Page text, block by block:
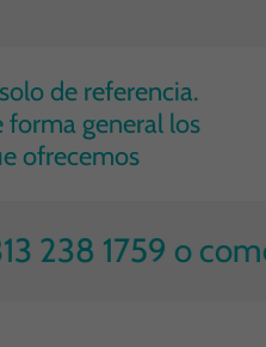
de referencia.
forma general los
ofrecemos
238 1759 o